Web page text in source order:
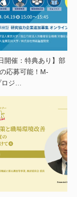
開催：特典あり】部
応募可能！M-
ジ…